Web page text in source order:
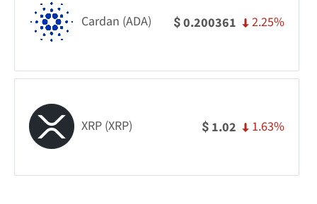
Cardan (ADA) $0.200361 2.25%
XRP (XRP) $ 1.02 1.63%